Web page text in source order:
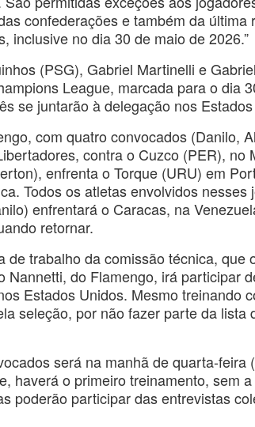
confederações e também da
inclusive no dia 30 de maio de 2026.”
(PSG), Gabriel Martinelli e
League, marcada para o dia
se juntarão à delegação nos
com quatro convocados (Danilo,
contra o Cuzco (PER), no
enfrenta o Torque (URU) em
Todos os atletas envolvidos
enfrentará o Caracas, na
retornar.
de trabalho da comissão técnica, que
Nannetti, do Flamengo, irá participar
Estados Unidos. Mesmo treinando
seleção, por não fazer parte da lista
será na manhã de quarta-feira
haverá o primeiro treinamento, sem
poderão participar das entrevistas